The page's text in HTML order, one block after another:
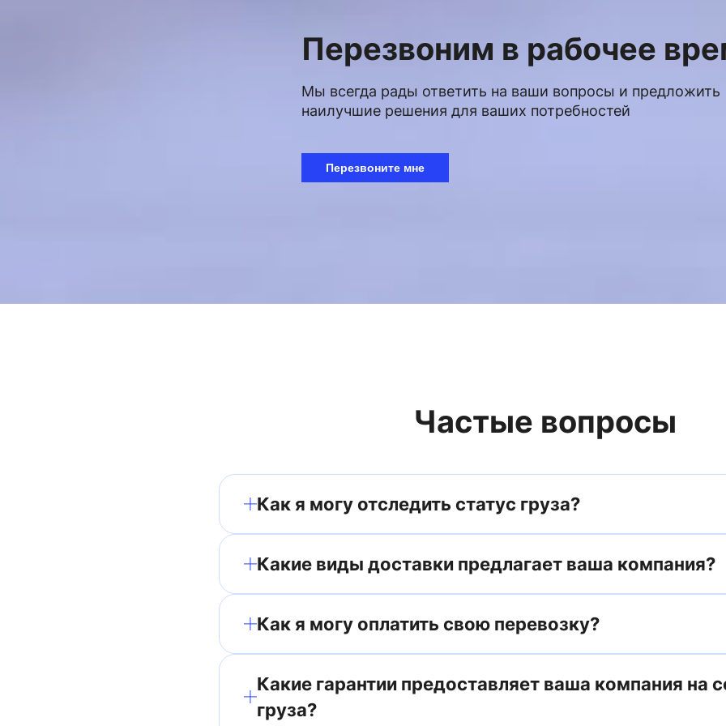
Перезвоним в рабочее
Мы всегда рады ответить на ваши вопросы и предложить
наилучшие решения для ваших потребностей
Перезвоните мне
Частые вопросы
Как я могу отследить статус груза?
Какие виды доставки предлагает ваша компания?
Как я могу оплатить свою перевозку?
Какие гарантии предоставляет ваша компания на
груза?